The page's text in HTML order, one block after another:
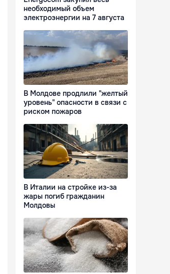
необходимый объем
электроэнергии на 7 августа
В Молдове продлили "желтый
уровень" опасности в связи с
риском пожаров
В Италии на стройке из-за
жары погиб гражданин
Молдовы